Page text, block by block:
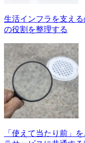
生活インフラを支え
の役割を整理する
「使えて当たり前」